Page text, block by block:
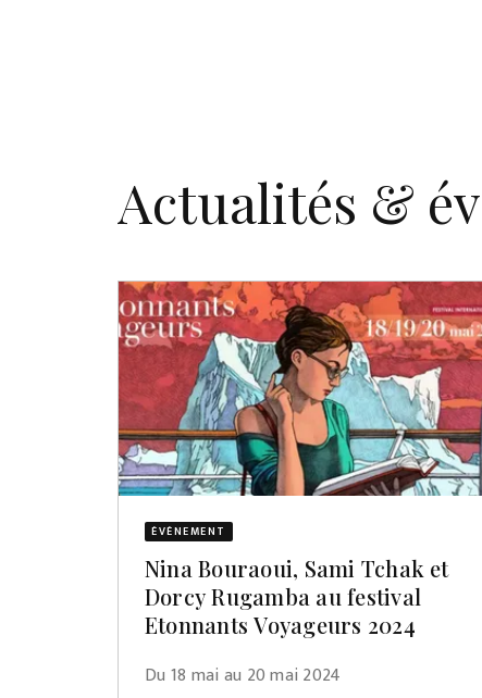
Actualités &
ÉVÈNEMENT
Nina Bouraoui, Sami Tchak et
Dorcy Rugamba au festival
Etonnants Voyageurs 2024
Du 18 mai au 20 mai 2024